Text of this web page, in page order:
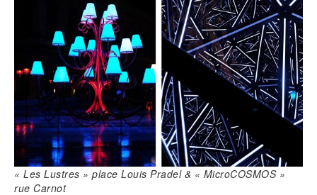
« Les Lustres » place Louis Pradel & « MicroCOSMOS »
rue Carnot